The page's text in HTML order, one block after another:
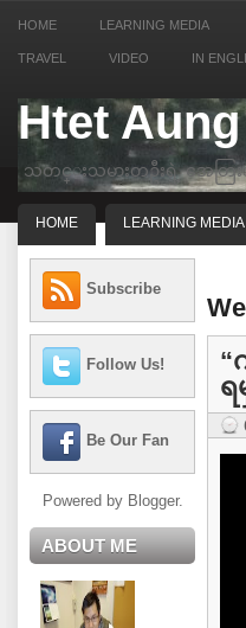
HOME LEARNING MEDIA
TRAVEL VIDEO IN
Htet
သတင္းသမားတဦးရဲ့ အေတြးအ
HOME LEARNING MEDIA
Subscribe
Follow Us!
Be Our Fan
Powered by Blogger.
ABOUT ME
ရ